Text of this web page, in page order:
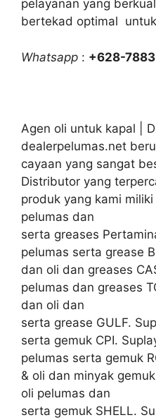
pelayanan yang
bertekad optimal
Whatsapp : +628-
Agen oli untuk kapal |
dealerpelumas.net
cayaan yang sangat
Distributor yang
produk yang kami
pelumas dan
serta greases
pelumas serta grease
dan oli dan greases
pelumas dan greases
dan oli dan
serta grease GULF.
serta gemuk CPI.
pelumas serta gemuk
& oli dan minyak
oli pelumas dan
serta gemuk SHELL.